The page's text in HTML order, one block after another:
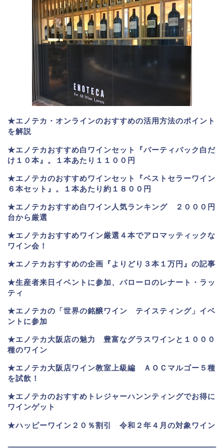
★エノテカ・オンラインのおすすめの活用方法のポイント
を解説
★エノテカおすすめ白ワインセット『パーティパック白だ
け１０本』。１本あたり１１００円
★エノテカのおすすめワインセット『ベストセラーワイン
６本セット』。
１本あたり約１８００円
★エノテカおすすめ白ワイン人気ランキング ２０００円
台から厳選
★エノテカおすすめワイン厳選４本でアロマッティックな
ワイン会！
★エノテカおすすめの企画『よりどり３本１万円』の記事
★生産者来日イベントに参加、バローロのレナート・ラッ
ティ
★エノテカの「世界の銘醸ワイン テイスティング」イベ
ントに参加
★エノテカ大阪店の魅力 豊富なグラスワインと１０００
種のワイン
★エノテカ大阪店ワイン教室上級編 ＡＯＣマルゴー５種
を試飲！
★エノテカのおすすめトレジャーハンンティングでお得に
ワインゲット
★ハッピーワイン２０％割引 令和２年４月の対象ワイン